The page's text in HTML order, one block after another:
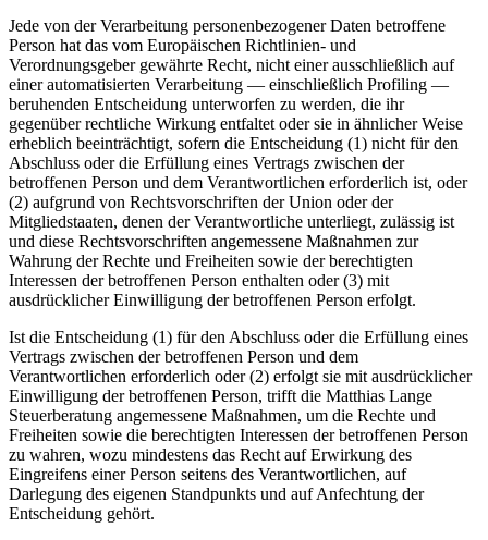
Jede von der Verarbeitung personenbezogener Daten betroffene
Person hat das vom Europäischen Richtlinien- und
Verordnungsgeber gewährte Recht, nicht einer ausschließlich auf
einer automatisierten Verarbeitung — einschließlich Profiling —
beruhenden Entscheidung unterworfen zu werden, die ihr
gegenüber rechtliche Wirkung entfaltet oder sie in ähnlicher Weise
erheblich beeinträchtigt, sofern die Entscheidung (1) nicht für den
Abschluss oder die Erfüllung eines Vertrags zwischen der
betroffenen Person und dem Verantwortlichen erforderlich ist, oder
(2) aufgrund von Rechtsvorschriften der Union oder der
Mitgliedstaaten, denen der Verantwortliche unterliegt, zulässig ist
und diese Rechtsvorschriften angemessene Maßnahmen zur
Wahrung der Rechte und Freiheiten sowie der berechtigten
Interessen der betroffenen Person enthalten oder (3) mit
ausdrücklicher Einwilligung der betroffenen Person erfolgt.
Ist die Entscheidung (1) für den Abschluss oder die Erfüllung eines
Vertrags zwischen der betroffenen Person und dem
Verantwortlichen erforderlich oder (2) erfolgt sie mit ausdrücklicher
Einwilligung der betroffenen Person, trifft die Matthias Lange
Steuerberatung angemessene Maßnahmen, um die Rechte und
Freiheiten sowie die berechtigten Interessen der betroffenen Person
zu wahren, wozu mindestens das Recht auf Erwirkung des
Eingreifens einer Person seitens des Verantwortlichen, auf
Darlegung des eigenen Standpunkts und auf Anfechtung der
Entscheidung gehört.